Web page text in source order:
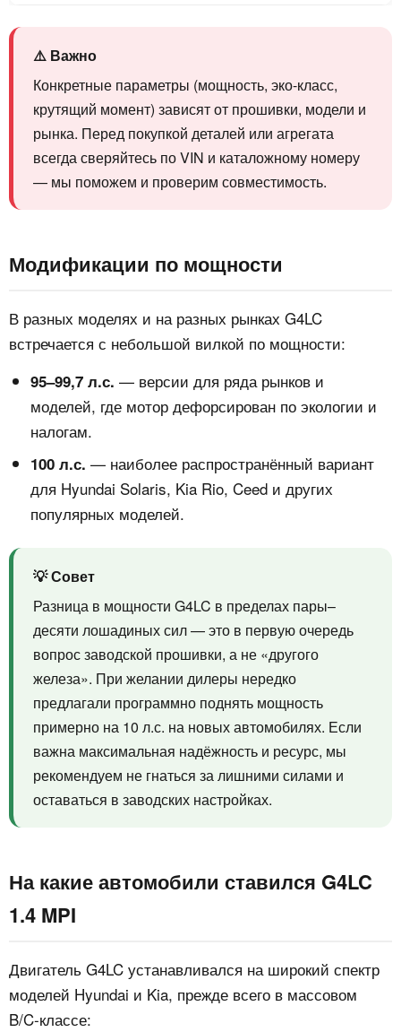
⚠️ Важно
Конкретные параметры (мощность, эко-класс,
крутящий момент) зависят от прошивки, модели и
рынка. Перед покупкой деталей или агрегата
всегда сверяйтесь по VIN и каталожному номеру
— мы поможем и проверим совместимость.
Модификации по мощности
В разных моделях и на разных рынках G4LC
встречается с небольшой вилкой по мощности:
95–99,7 л.с. — версии для ряда рынков и
моделей, где мотор дефорсирован по экологии и
налогам.
100 л.с. — наиболее распространённый вариант
для Hyundai Solaris, Kia Rio, Ceed и других
популярных моделей.
💡 Совет
Разница в мощности G4LC в пределах пары–
десяти лошадиных сил — это в первую очередь
вопрос заводской прошивки, а не «другого
железа». При желании дилеры нередко
предлагали программно поднять мощность
примерно на 10 л.с. на новых автомобилях. Если
важна максимальная надёжность и ресурс, мы
рекомендуем не гнаться за лишними силами и
оставаться в заводских настройках.
На какие автомобили ставился G4LC
1.4 MPI
Двигатель G4LC устанавливался на широкий спектр
моделей Hyundai и Kia, прежде всего в массовом
B/C‑классе: